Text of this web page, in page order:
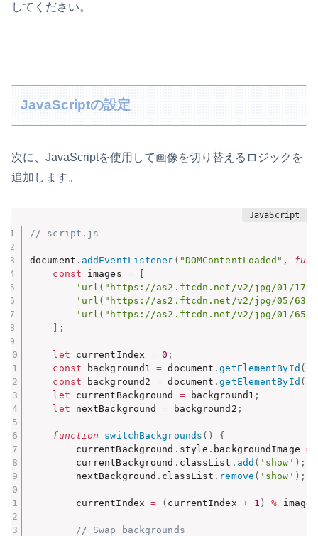
してください。
JavaScriptの設定
次に、JavaScriptを使用して画像を切り替えるロジックを
追加します。
// script.js
document . addEventListener ( "DOMContentLoaded" ,
const images =
'url("https://as2.ftcdn.net/v2/jpg/01/17/26/07/
'url("https://as2.ftcdn.net/v2/jpg/05/63/93/33/
'url("https://as2.ftcdn.net/v2/jpg/01/65/03/15/
;
let currentIndex = 0 ;
const background1 = document .getElementById (
const background2 = document .getElementById (
let currentBackground = background1 ;
let nextBackground = background2 ;
function switchBackgrounds ( )
{
        currentBackground
. style . backgroundImage =
        currentBackground
. classList . add ( 'show' ) ;
        nextBackground
. classList . remove ( 'show' ) ;
        currentIndex
= ( currentIndex + 1 ) % images
// Swap backgrounds